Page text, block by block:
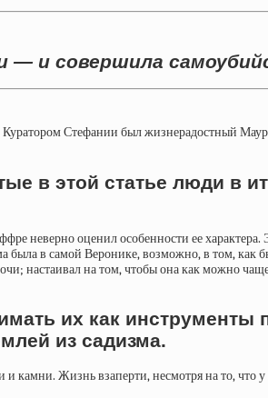
— и совершила
Стефании был жизнерадостный
в этой статье люди в
неверно оценил особенности ее
в самой Веронике, возможно, в том, как
настаивал на том, чтобы она как можно
их как
из садизма.
и камни. Жизнь взаперти, несмотря на то, что